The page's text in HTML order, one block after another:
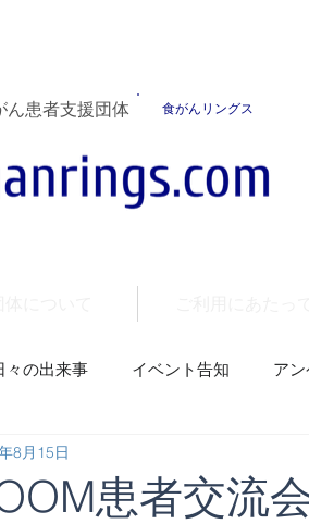
ん患者支援団体 食がんリングス
々の出来事 イベント告知 ア
患者交流
8月15日